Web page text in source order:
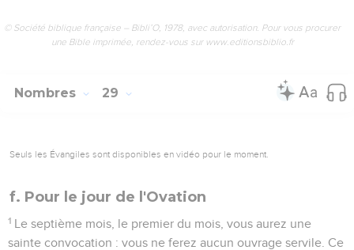
© Société biblique française – Bibli’O, 1978, avec autorisation. Pour vous procurer
une Bible imprimée, rendez-vous sur www.editionsbiblio.fr
Nombres 29
Seuls les Évangiles sont disponibles en vidéo pour le moment.
f. Pour le jour de l'Ovation
1 Le septième mois, le premier du mois, vous aurez une
sainte convocation : vous ne ferez aucun ouvrage servile. Ce